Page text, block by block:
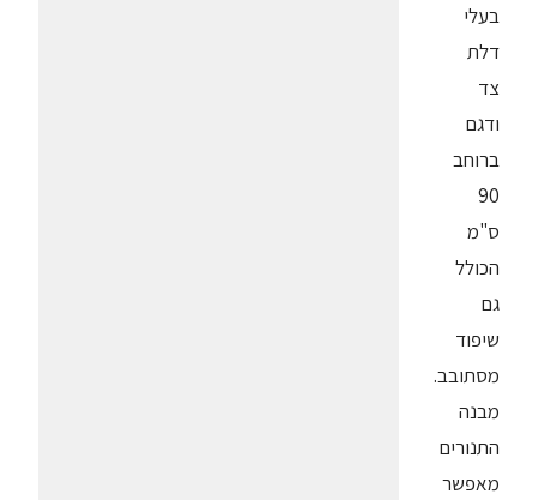
בעלי
דלת
צד
ודגם
ברוחב
90
ס"מ
הכולל
גם
שיפוד
מסתובב.
מבנה
התנורים
מאפשר